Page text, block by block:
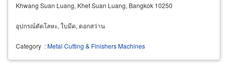
Khwang Suan Luang, Khet Suan Luang, Bangkok 10250
อุปกรณ์ตัดโลหะ, ใบมีด, ดอกสว่าน
Category :Metal Cutting & Finishers Machines